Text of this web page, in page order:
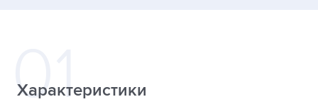
Характеристики